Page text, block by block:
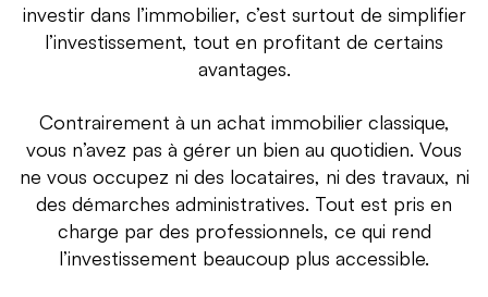
investir dans l’immobilier, c’est surtout de simplifier
l’investissement, tout en profitant de certains
avantages.
Contrairement à un achat immobilier classique,
vous n’avez pas à gérer un bien au quotidien. Vous
ne vous occupez ni des locataires, ni des travaux, ni
des démarches administratives. Tout est pris en
charge par des professionnels, ce qui rend
l’investissement beaucoup plus accessible.